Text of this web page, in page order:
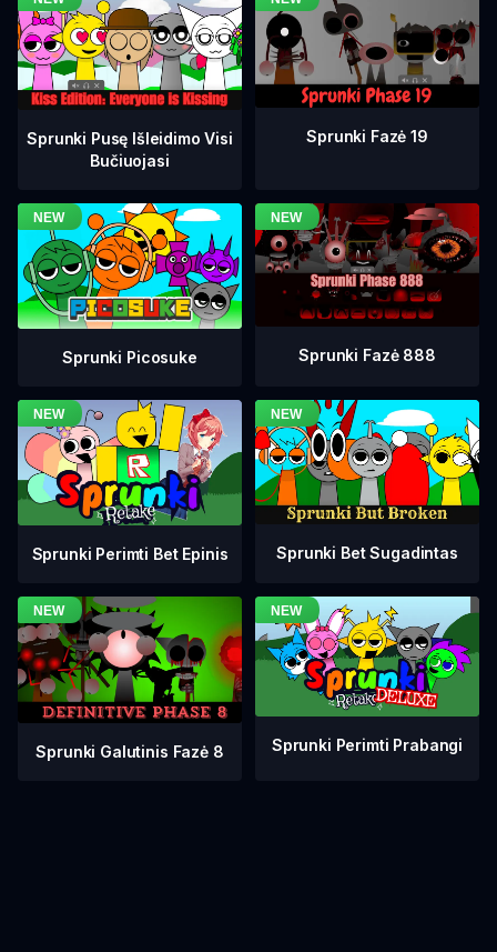
Sprunki Pusę Išleidimo Visi
Bučiuojasi
Sprunki Fazė 19
Sprunki Picosuke Sprunki Fazė 888
Sprunki Perimti Bet Epinis Sprunki Bet Sugadintas
Sprunki Galutinis Fazė 8 Sprunki Perimti Prabangi